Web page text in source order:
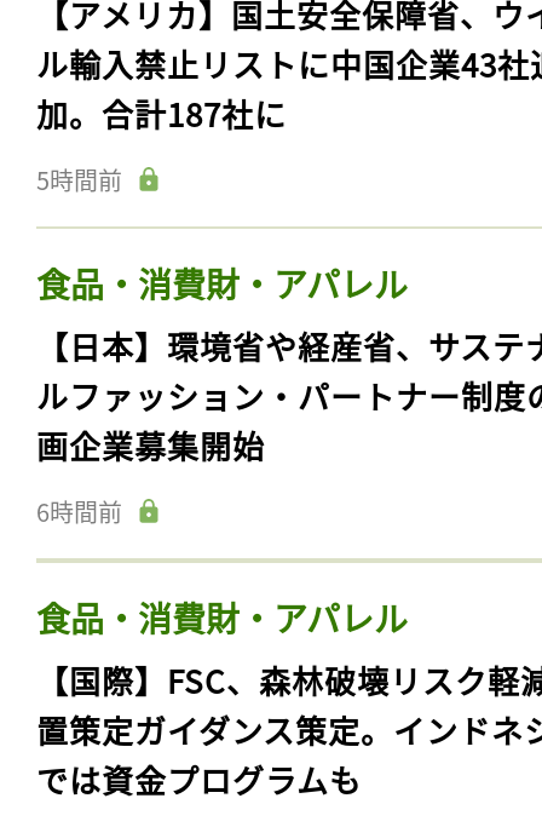
【アメリカ】国土安全保障省、ウ
ル輸入禁止リストに中国企業43社
加。合計187社に
5時間前
食品・消費財・アパレル
【日本】環境省や経産省、サステ
ルファッション・パートナー制度
画企業募集開始
6時間前
食品・消費財・アパレル
【国際】FSC、森林破壊リスク軽
置策定ガイダンス策定。インドネ
では資金プログラムも